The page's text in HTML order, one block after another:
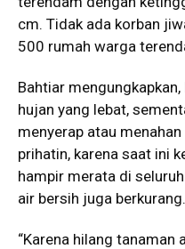
cm. Tidak ada korban
500 rumah warga
Bahtiar
hujan yang lebat,
menyerap atau
prihatin, karena saat ini
hampir merata di
air bersih juga berkurang.
“Karena hilang tanaman